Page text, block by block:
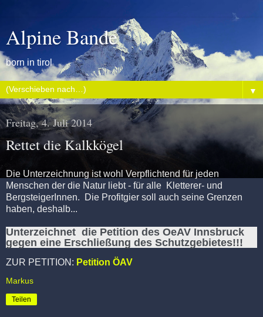
Alpine Bande
born in tirol
▼
Freitag, 4. Juli 2014
Rettet die Kalkkögel
Die Unterzeichnung ist wohl Verpflichtend für jeden
Menschen der die Natur liebt - für alle Kletterer- und
BergsteigerInnen. Die Profitgier soll auch seine Grenzen
haben, deshalb...
Unterzeichnet die Petition des OeAV Innsbruck
gegen eine Erschließung des Schutzgebietes!!!
ZUR PETITION: Petition ÖAV
Markus
Teilen